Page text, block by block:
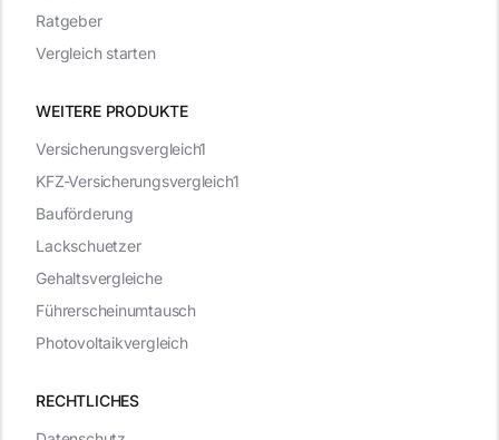
WEITERE PRODUKTE
RECHTLICHES
Versicherungsvergleich1
KFZ-Versicherungsvergleich1
Bauförderung
Lackschuetzer
Gehaltsvergleiche
Führerscheinumtausch
Photovoltaikvergleich
Ratgeber
Vergleich starten